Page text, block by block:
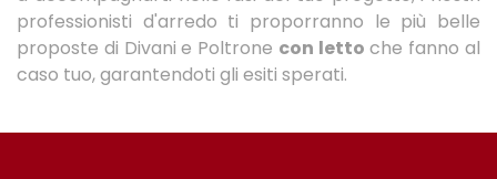
professionisti d'arredo ti proporranno le più belle
proposte di Divani e Poltrone con letto che fanno al
caso tuo, garantendoti gli esiti sperati.